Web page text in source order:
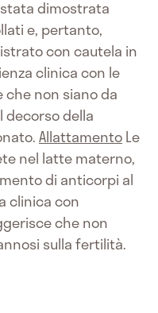
dimostrata
e, pertanto,
con cautela in
clinica con le
non siano da
della
AllattamentoLe
nel latte materno,
di anticorpi al
clinica con
che non
sulla fertilità.